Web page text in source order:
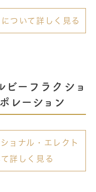
ついて詳しく見る
ビーフラクショ
レーション
ョナル・エレクト
詳しく見る